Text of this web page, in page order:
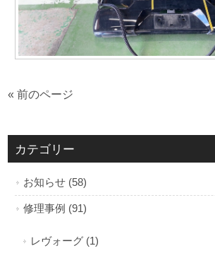
« 前のページ
カテゴリー
お知らせ (58)
修理事例 (91)
レヴォーグ (1)